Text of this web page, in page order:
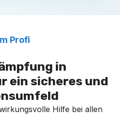
Profi
in
ein sicheres und
Hilfe bei allen